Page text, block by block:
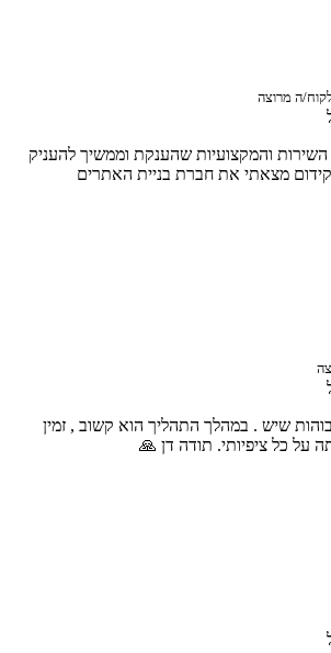
ה מרוצה
והמקצועיות שהענקת וממשיך להעניק
קידום מצאתי את חברת בניית האתרים
שיש . במהלך התהליך הוא קשוב , זמין
על כל ציפיותי. תודה דן 🙏